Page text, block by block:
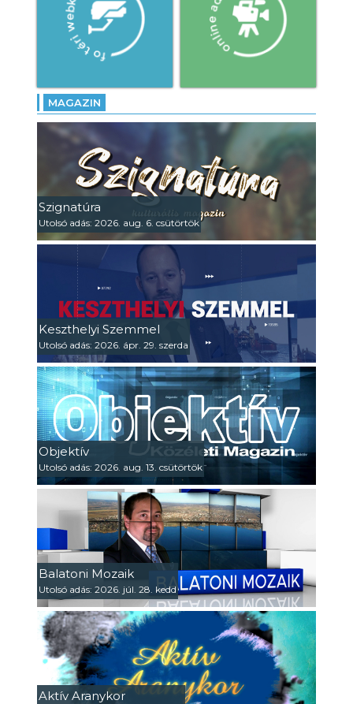
MAGAZIN
Szignatúra
Utolsó adás: 2026. aug. 6. csütörtök
Keszthelyi Szemmel
Utolsó adás: 2026. ápr. 29. szerda
Objektív
Utolsó adás: 2026. aug. 13. csütörtök
Balatoni Mozaik
Utolsó adás: 2026. júl. 28. kedd
Aktív Aranykor